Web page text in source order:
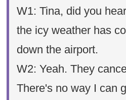
W1: Tina, did you
the icy weather has
down the airport.
W2: Yeah. They
There's no way I can